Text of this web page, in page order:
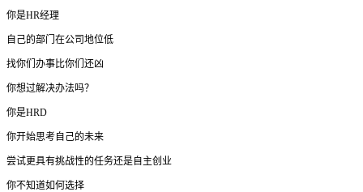
你是HR经理
自己的部门在公司地位低
找你们办事比你们还凶
你想过解决办法吗？
你是HRD
你开始思考自己的未来
尝试更具有挑战性的任务还是自主创业
你不知道如何选择